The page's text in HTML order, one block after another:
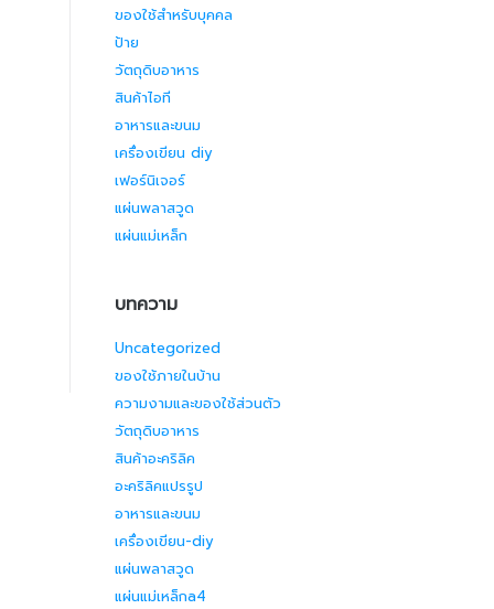
ของใช้สำหรับบุคคล
ป้าย
วัตถุดิบอาหาร
สินค้าไอที
อาหารและขนม
เครื่องเขียน diy
เฟอร์นิเจอร์
แผ่นพลาสวูด
แผ่นแม่เหล็ก
บทความ
Uncategorized
ของใช้ภายในบ้าน
ความงามและของใช้ส่วนตัว
วัตถุดิบอาหาร
สินค้าอะคริลิค
อะคริลิคแปรรูป
อาหารและขนม
เครื่องเขียน-diy
แผ่นพลาสวูด
แผ่นแม่เหล็กa4